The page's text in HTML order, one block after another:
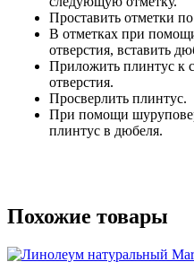
Проставить отметки
В отметках при
отверстия, вставить
Приложить плинтус к
отверстия.
Просверлить плинтус.
При помощи
плинтус в дюбеля.
Похожие товары